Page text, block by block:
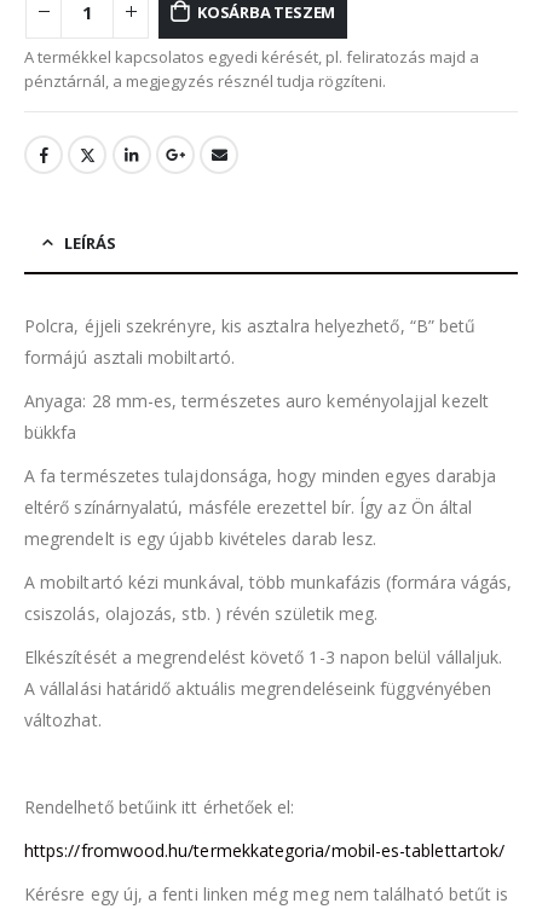
KOSÁRBA TESZEM
A termékkel kapcsolatos egyedi kérését, pl. feliratozás majd a
pénztárnál, a megjegyzés résznél tudja rögzíteni.
LEÍRÁS
Polcra, éjjeli szekrényre, kis asztalra helyezhető, “B” betű
formájú asztali mobiltartó.
Anyaga: 28 mm-es, természetes auro keményolajjal kezelt
bükkfa
A fa természetes tulajdonsága, hogy minden egyes darabja
eltérő színárnyalatú, másféle erezettel bír. Így az Ön által
megrendelt is egy újabb kivételes darab lesz.
A mobiltartó kézi munkával, több munkafázis (formára vágás,
csiszolás, olajozás, stb. ) révén születik meg.
Elkészítését a megrendelést követő 1-3 napon belül vállaljuk.
A vállalási határidő aktuális megrendeléseink függvényében
változhat.
Rendelhető betűink itt érhetőek el:
https://fromwood.hu/termekkategoria/mobil-es-tablettartok/
Kérésre egy új, a fenti linken még meg nem található betűt is